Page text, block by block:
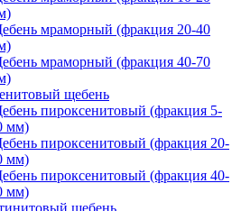
мраморный (фракция 20-40
мраморный (фракция 40-70
щебень
пироксенитовый (фракция 5-
мм)
пироксенитовый (фракция 20-
мм)
пироксенитовый (фракция 40-
мм)
щебень